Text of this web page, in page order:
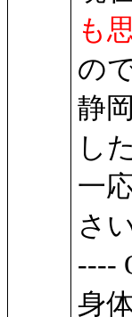
も
の
静
し
一
さ
----
身